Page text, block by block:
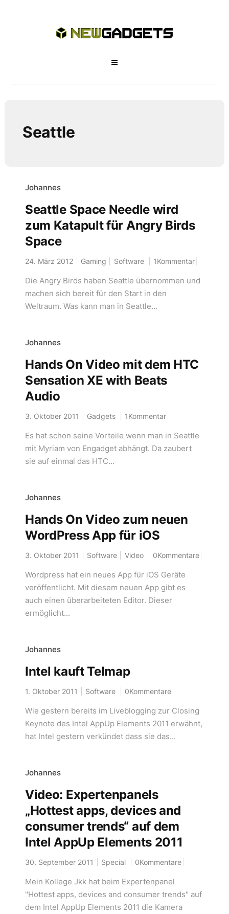
Seattle
Johannes
Seattle Space Needle wird
zum Katapult für Angry Birds
Space
24. März 2012 Gaming Software 1Kommentar
Die Angry Birds haben Seattle übernommen und
machen sich bereit für den Start in den
Weltraum. Was kann man in Seattle...
Johannes
Hands On Video mit dem HTC
Sensation XE with Beats
Audio
3. Oktober 2011 Gadgets 1Kommentar
Es hat schon seine Vorteile wenn man in Seattle
mit Myriam von Engadget abhängt. Da zaubert
sie auf einmal das HTC...
Johannes
Hands On Video zum neuen
WordPress App für iOS
3. Oktober 2011 Software Video 0Kommentare
Wordpress hat ein neues App für iOS Geräte
veröffentlicht. Mit diesem neuen App gibt es
auch einen überarbeiteten Editor. Dieser
ermöglicht...
Johannes
Intel kauft Telmap
1. Oktober 2011 Software 0Kommentare
Wie gestern bereits im Liveblogging zur Closing
Keynote des Intel AppUp Elements 2011 erwähnt,
hat Intel gestern verkündet dass sie das...
Johannes
Video: Expertenpanels
„Hottest apps, devices and
consumer trends“ auf dem
Intel AppUp Elements 2011
30. September 2011 Special 0Kommentare
Mein Kollege Jkk hat beim Expertenpanel
"Hottest apps, devices and consumer trends" auf
dem Intel AppUp Elements 2011 die Kamera